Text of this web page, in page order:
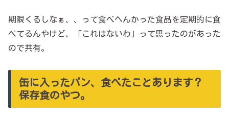
期限くるしなぁ、、って食べへんかった食品を定期的に食
べてるんやけど、「これはないわ」って思ったのがあった
ので共有。
缶に入ったパン、食べたことあります？
保存食のやつ。